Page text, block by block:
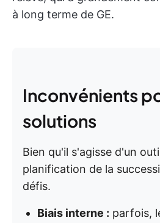
à long terme de GE.
Inconvénients
solutions
Bien qu'il s'agisse d'un
planification de la
défis.
Biais interne : parfois,